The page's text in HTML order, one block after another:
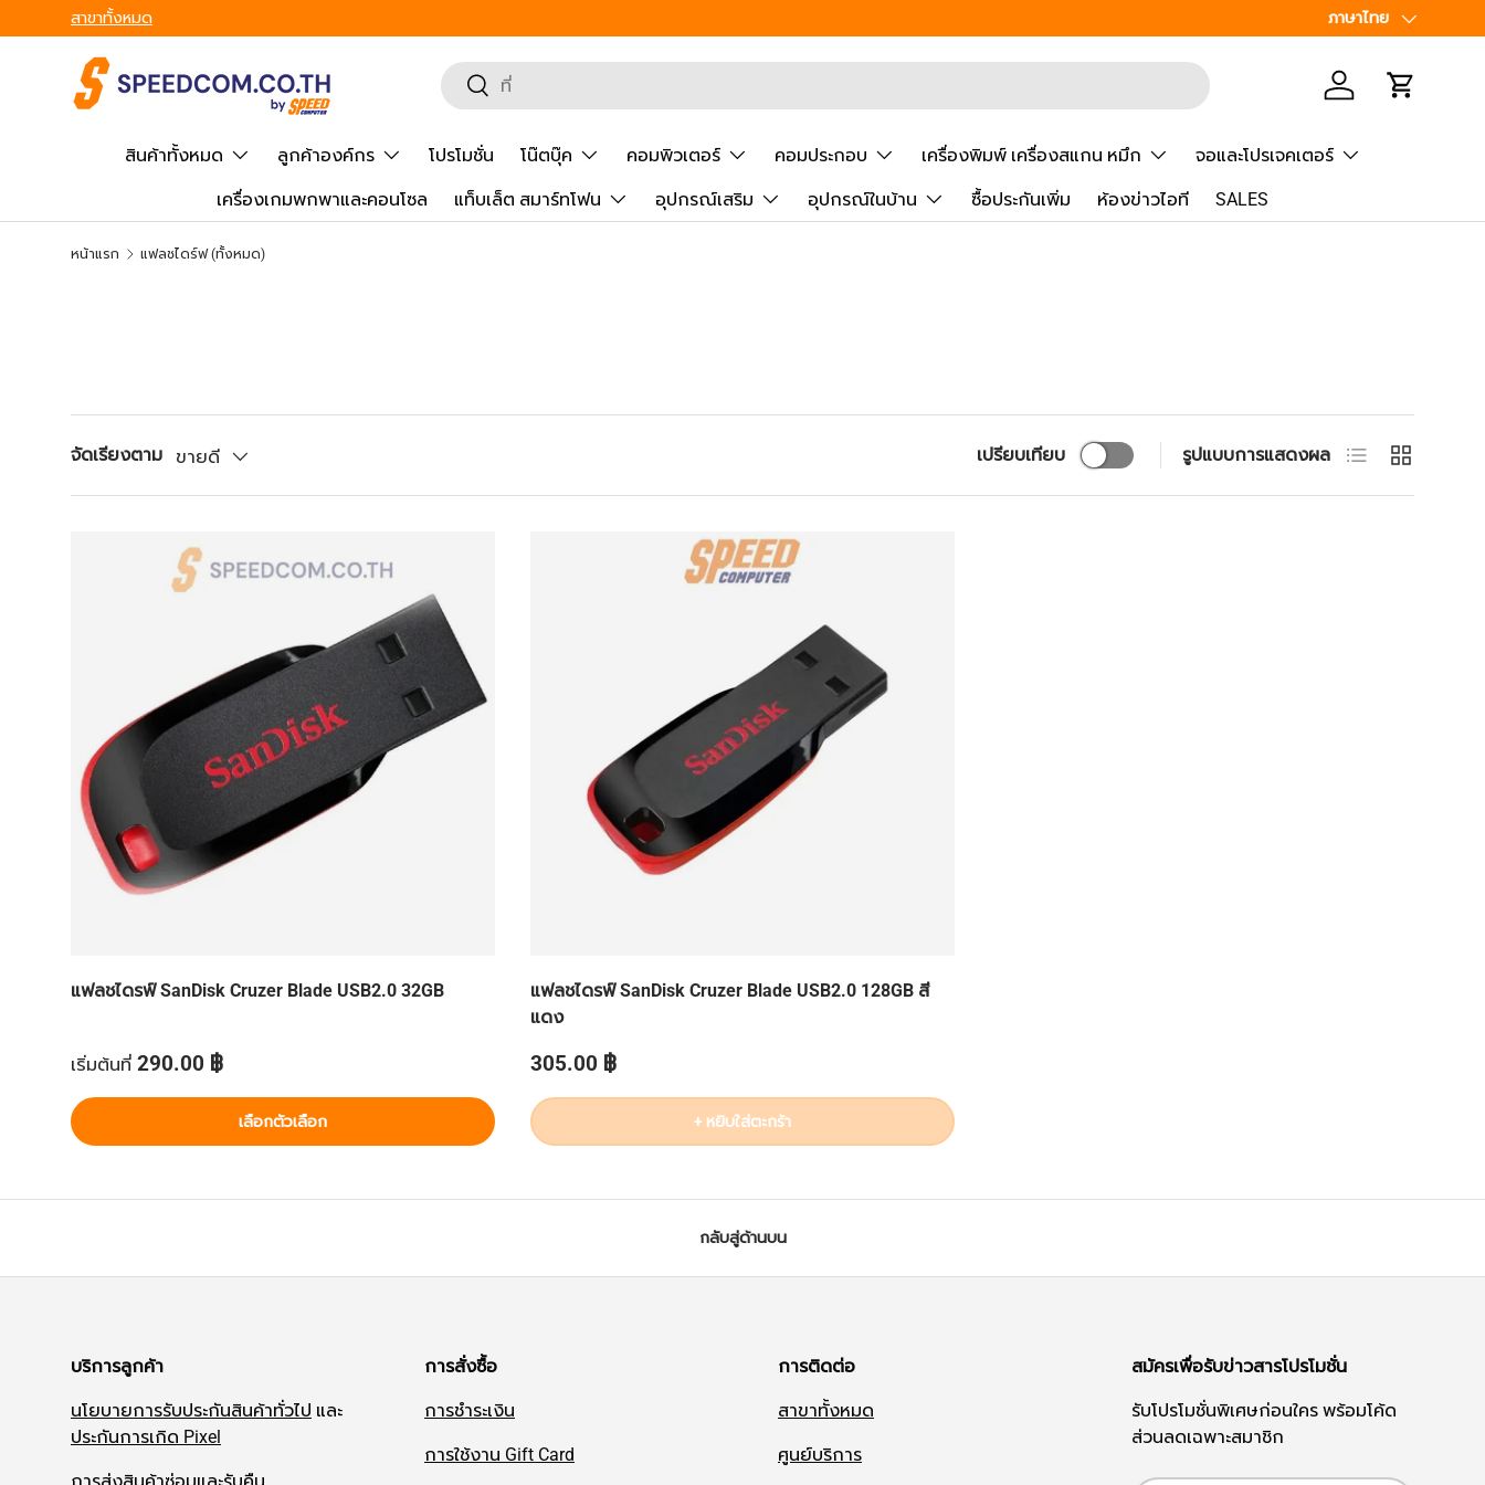
ข้ามไปยังเนื้อหา
สาขาทั้งหมด ภาษา
ภาษาไทย
ค้นหา
ยืนยันการค้นหา เข้าสู่ระบบรถเข็น
สินค้าทั้งหมด ลูกค้าองค์กร โปรโมชั่น โน๊ตบุ๊ค คอมพิวเตอร์ คอมประกอบ เครื่องพิมพ์ เครื่องสแกน หมึก จอและโปรเจคเตอร์
เครื่องเกมพกพาและคอนโซล แท็บเล็ต สมาร์ทโฟน อุปกรณ์เสริม อุปกรณ์ในบ้าน ซื้อประกันเพิ่ม ห้องข่าวไอที SALES
หน้าแรก แฟลชไดร์ฟ (ทั้งหมด)
จัดเรียงตาม ขายดี เปรียบเทียบ รูปแบบการแสดงผล มุมมองรายการ
ตาราง
แฟลชไดรฟ์ SanDisk Cruzer Blade USB2.0 32GB
ราคาปกติ
เริ่มต้นที่ 290.00 ฿
เลือกตัวเลือก
แฟลชไดรฟ์ SanDisk Cruzer Blade USB2.0 128GB สี
แดง
ราคาปกติ
305.00 ฿
+ หยิบใส่ตะกร้า
กลับสู่ด้านบน
บริการลูกค้า
นโยบายการรับประกันสินค้าทั่วไป และ
ประกันการเกิด Pixel
การส่งสินค้าซ่อมและรับคืน
การสั่งซื้อ
การชำระเงิน
การใช้งาน Gift Card
การติดต่อ
สาขาทั้งหมด
ศูนย์บริการ
สมัครเพื่อรับข่าวสารโปรโมชั่น
รับโปรโมชั่นพิเศษก่อนใคร พร้อมโค้ด
ส่วนลดเฉพาะสมาชิก